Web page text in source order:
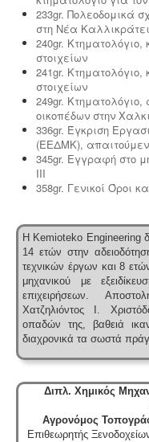
233gr. Πολεοδομικά
στη Νέα
240gr.
στοιχείων
241gr.
στοιχείων
249gr.
οικοπέδων στην
336gr. Έγκριση
(ΕΕΔΜΚ),
345gr. Εγγραφή στο
ΙΙΙ
358gr. Γενικοί Όροι
Η Kemioteko Engineering
14 ετών στην
τεχνικών έργων και 8
μηχανικού με
επιχειρήσεων.
Χατζηλιόντος Ι.
οπαδών της, βαθειά
διαχρονικά τα σωστά
Διπλ. Χημικός
Αγρονόμος
Επιθεωρητής